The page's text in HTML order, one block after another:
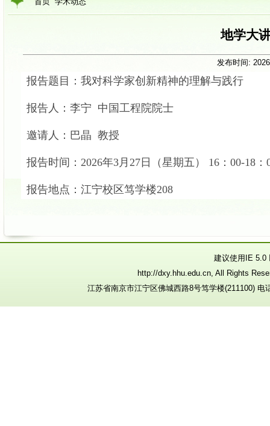
地学大
发布时间:
报告题目： 我对科学家创新精神的理解与践行
报告人：李宁 中国工程院院士
邀请人：巴晶 教授
报告时间：2026年3月27日（星期五） 16：00-18：
报告地点：江宁校区笃学楼208
建议使用IE 5.0
http://dxy.hhu.edu.cn, All Rights
江苏省南京市江宁区佛城西路8号笃学楼(211100)